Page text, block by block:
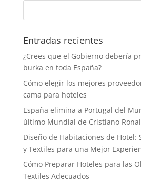
Entradas recientes
¿Crees que el Gobierno debería
burka en toda España?
Cómo elegir los mejores
cama para hoteles
España elimina a Portugal del
último Mundial de Cristiano
Diseño de Habitaciones de Hotel:
y Textiles para una Mejor
Cómo Preparar Hoteles para las
Textiles Adecuados